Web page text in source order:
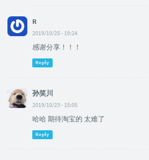
R
2019/10/25 - 19:24
感谢分享！！！
Reply
孙笑川
2019/10/23 - 15:05
哈哈 期待淘宝的 太难了
Reply